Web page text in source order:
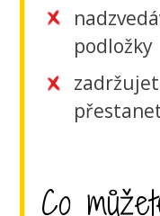
podložky
Co